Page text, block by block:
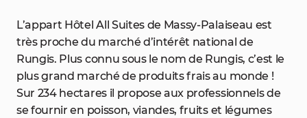
L’appart Hôtel All Suites de Massy-Palaiseau est
très proche du marché d’intérêt national de
Rungis. Plus connu sous le nom de Rungis, c’est le
plus grand marché de produits frais au monde !
Sur 234 hectares il propose aux professionnels de
se fournir en poisson, viandes, fruits et légumes